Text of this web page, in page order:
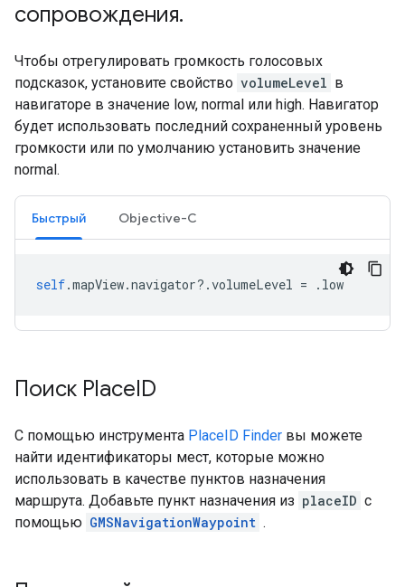
сопровождения.
Чтобы отрегулировать громкость голосовых
подсказок, установите свойство volumeLevel в
навигаторе в значение low, normal или high. Навигатор
будет использовать последний сохраненный уровень
громкости или по умолчанию установить значение
normal.
Быстрый Objective-C
self.mapView.navigator?.volumeLevel = . low
Поиск PlaceID
С помощью инструмента PlaceID Finder вы можете
найти идентификаторы мест, которые можно
использовать в качестве пунктов назначения
маршрута. Добавьте пункт назначения из placeID с
помощью GMSNavigationWaypoint .